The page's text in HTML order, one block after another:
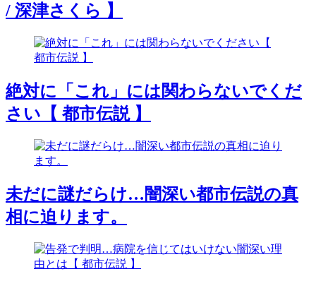
/ 深津さくら 】
絶対に「これ」には関わらないでくだ
さい【 都市伝説 】
未だに謎だらけ…闇深い都市伝説の真
相に迫ります。